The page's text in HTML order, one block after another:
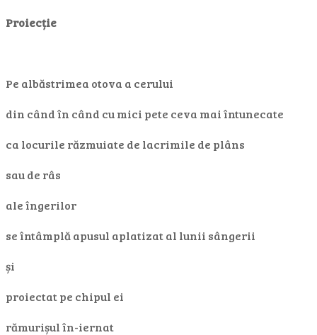
Proiecție
Pe albăstrimea otova a cerului
din când în când cu mici pete ceva mai întunecate
ca locurile răzmuiate de lacrimile de plâns
sau de râs
ale îngerilor
se întâmplă apusul aplatizat al lunii sângerii
și
proiectat pe chipul ei
rămurișul în-iernat